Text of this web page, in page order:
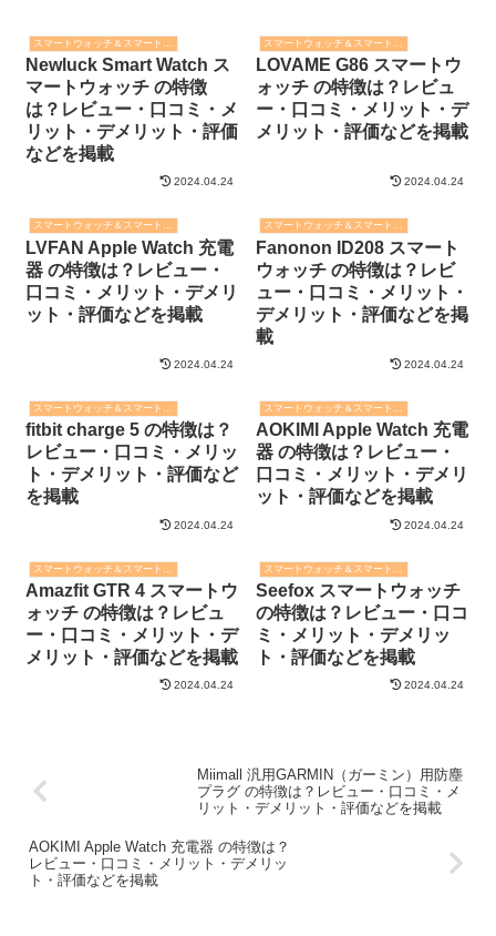
Newluck Smart Watch ス
マートウォッチ の特徴
は？レビュー・口コミ・メ
リット・デメリット・評価
などを掲載
2024.04.24
LOVAME G86 スマートウ
ォッチ の特徴は？レビュ
ー・口コミ・メリット・デ
メリット・評価などを掲載
2024.04.24
スマートウォッチ＆スマートバンド
LVFAN Apple Watch 充電
器 の特徴は？レビュー・
口コミ・メリット・デメリ
ット・評価などを掲載
2024.04.24
スマートウォッチ＆スマートバンド
Fanonon ID208 スマート
ウォッチ の特徴は？レビ
ュー・口コミ・メリット・
デメリット・評価などを掲
載
2024.04.24
スマートウォッチ＆スマートバンド
fitbit charge 5 の特徴は？
レビュー・口コミ・メリッ
ト・デメリット・評価など
を掲載
2024.04.24
スマートウォッチ＆スマートバンド
AOKIMI Apple Watch 充電
器 の特徴は？レビュー・
口コミ・メリット・デメリ
ット・評価などを掲載
2024.04.24
Amazfit GTR 4 スマートウ
ォッチ の特徴は？レビュ
ー・口コミ・メリット・デ
メリット・評価などを掲載
2024.04.24
Seefox スマートウォッチ
の特徴は？レビュー・口コ
ミ・メリット・デメリッ
ト・評価などを掲載
2024.04.24
Miimall 汎用GARMIN（ガーミン）用防塵
プラグ の特徴は？レビュー・口コミ・メ
リット・デメリット・評価などを掲載
AOKIMI Apple Watch 充電器 の特徴は？
レビュー・口コミ・メリット・デメリッ
ト・評価などを掲載